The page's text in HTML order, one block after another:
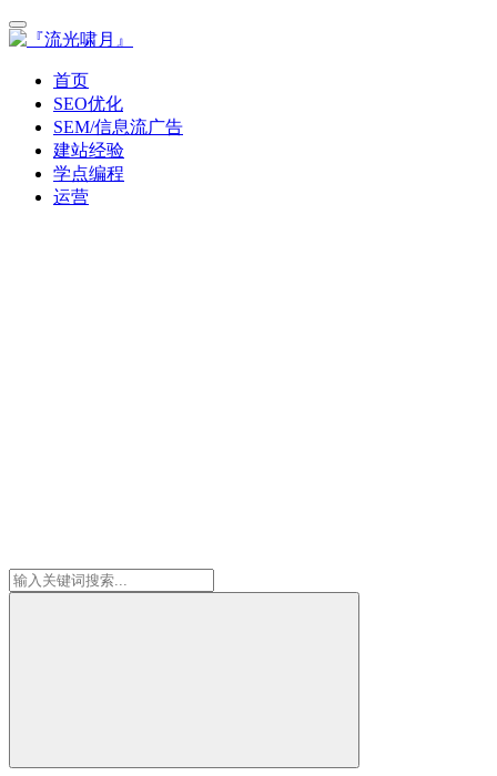
首页
SEO优化
SEM/信息流广告
建站经验
学点编程
运营